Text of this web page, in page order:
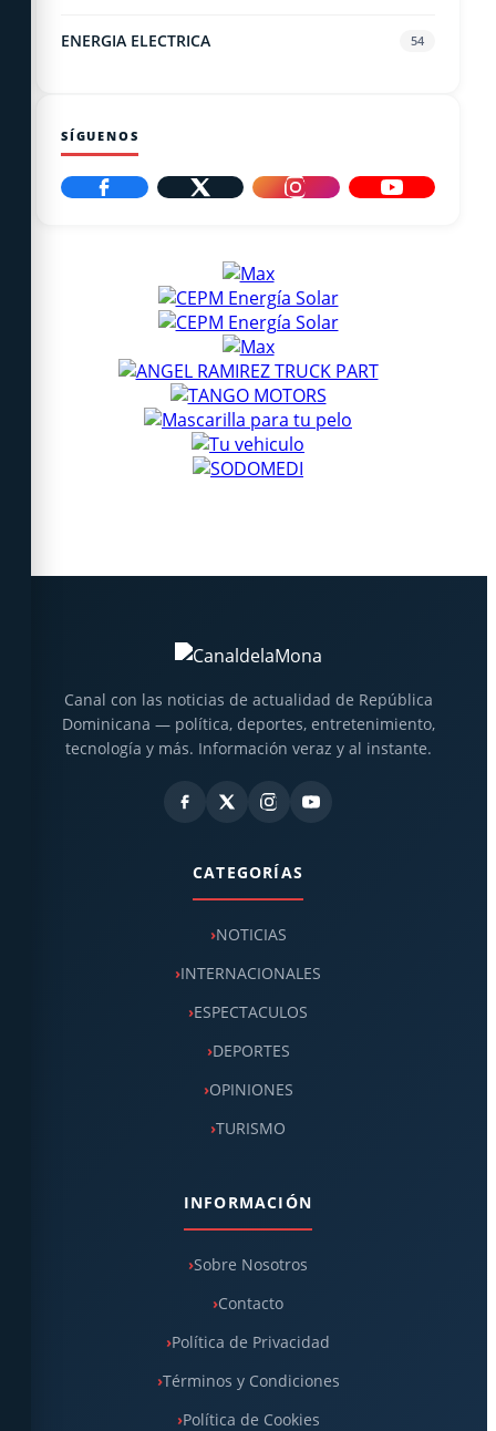
ENERGIA ELECTRICA 54
SÍGUENOS
Canal con las noticias de actualidad de República
Dominicana — política, deportes, entretenimiento,
tecnología y más. Información veraz y al instante.
CATEGORÍAS
NOTICIAS
INTERNACIONALES
ESPECTACULOS
DEPORTES
OPINIONES
TURISMO
INFORMACIÓN
Sobre Nosotros
Contacto
Política de Privacidad
Términos y Condiciones
Política de Cookies